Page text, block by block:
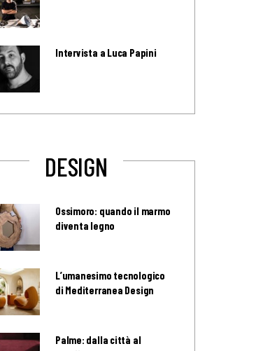
Intervista a Luca Papini
DESIGN
Ossimoro: quando il marmo
diventa legno
L’umanesimo tecnologico
di Mediterranea Design
Palme: dalla città al